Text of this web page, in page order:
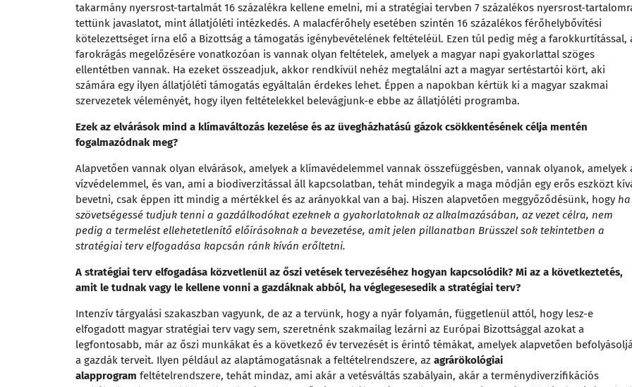
takarmány nyersrost-tartalmát 16 százalékra kellene emelni, mi a stratégiai tervben 7 százalékos nyersrost-
tettünk javaslatot, mint állatjóléti intézkedés. A malacférőhely esetében szintén 16 százalékos férőhelybővítési
kötelezettséget írna elő a Bizottság a támogatás igénybevételének feltételéül. Ezen túl pedig még a farokkurtítással,
farokrágás megelőzésére vonatkozóan is vannak olyan feltételek, amelyek a magyar napi gyakorlattal szöges
ellentétben vannak. Ha ezeket összeadjuk, akkor rendkívül nehéz megtalálni azt a magyar sertéstartói kört, aki
számára egy ilyen állatjóléti támogatás egyáltalán érdekes lehet. Éppen a napokban kértük ki a magyar szakmai
szervezetek véleményét, hogy ilyen feltételekkel belevágjunk-e ebbe az állatjóléti programba.
Ezek az elvárások mind a klímaváltozás kezelése és az üvegházhatású gázok csökkentésének célja mentén
fogalmazódnak meg?
Alapvetően vannak olyan elvárások, amelyek a klímavédelemmel vannak összefüggésben, vannak olyanok, amelyek
vízvédelemmel, és van, ami a biodiverzitással áll kapcsolatban, tehát mindegyik a maga módján egy erős eszközt
bevetni, csak éppen itt mindig a mértékkel és az arányokkal van a baj. Hiszen alapvetően meggyőződésünk, hogy ha
szövetségessé tudjuk tenni a gazdálkodókat ezeknek a gyakorlatoknak az alkalmazásában, az vezet célra, nem
pedig a termelést ellehetetlenítő előírásoknak a bevezetése, amit jelen pillanatban Brüsszel sok tekintetben a
stratégiai terv elfogadása kapcsán ránk kíván erőltetni.
A stratégiai terv elfogadása közvetlenül az őszi vetések tervezéséhez hogyan kapcsolódik? Mi az a következtetés,
amit le tudnak vagy le kellene vonni a gazdáknak abból, ha véglegesesedik a stratégiai terv?
Intenzív tárgyalási szakaszban vagyunk, de az a tervünk, hogy a nyár folyamán, függetlenül attól, hogy lesz-e
elfogadott magyar stratégiai terv vagy sem, szeretnénk szakmailag lezárni az Európai Bizottsággal azokat a
legfontosabb, már az őszi munkákat és a következő év tervezését is érintő témákat, amelyek alapvetően
a gazdák terveit. Ilyen például az alaptámogatásnak a feltételrendszere, az agrárökológiai
alapprogram feltételrendszere, tehát mindaz, ami akár a vetésváltás szabályain, akár a terménydiverzifikációs